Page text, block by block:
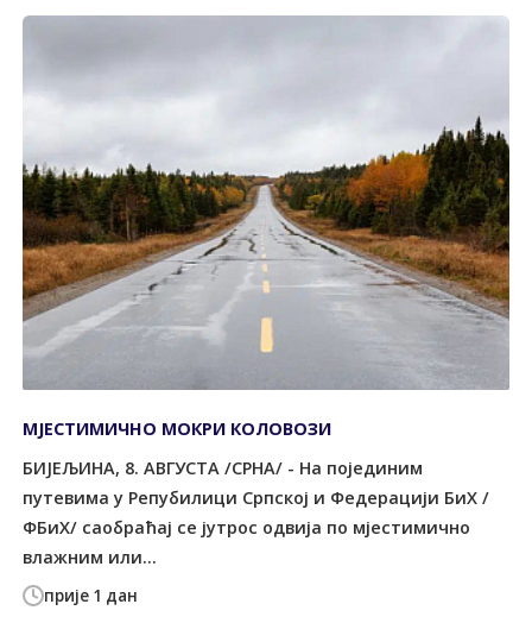
прије 1 дан
МЈЕСТИМИЧНО МОКРИ КОЛОВОЗИ
БИЈЕЉИНА, 8. АВГУСТА /СРНА/ - На појединим
путевима у Репубилици Српској и Федерацији БиХ /
ФБиХ/ саобраћај се јутрос одвија по мјестимично
влажним или...